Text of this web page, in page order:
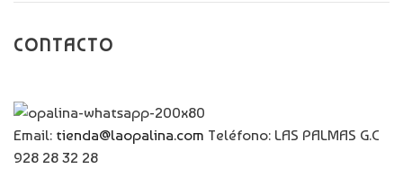
CONTACTO
Email: tienda@laopalina.com Teléfono: LAS PALMAS G.C
928 28 32 28